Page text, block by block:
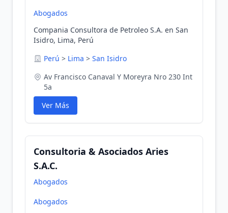
Abogados
Compania Consultora de Petroleo S.A. en San
Isidro, Lima, Perú
Perú > Lima > San Isidro
Av Francisco Canaval Y Moreyra Nro 230 Int
5a
Ver Más
Consultoria & Asociados Aries
S.A.C.
Abogados
Abogados